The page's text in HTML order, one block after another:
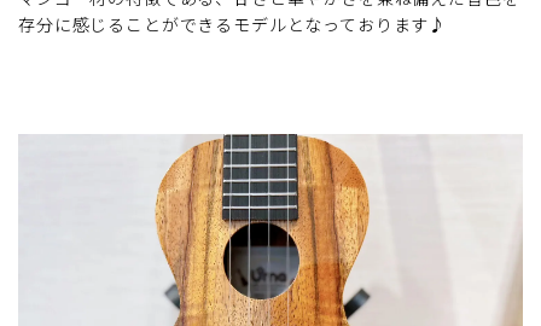
存分に感じることができるモデルとなっております♪